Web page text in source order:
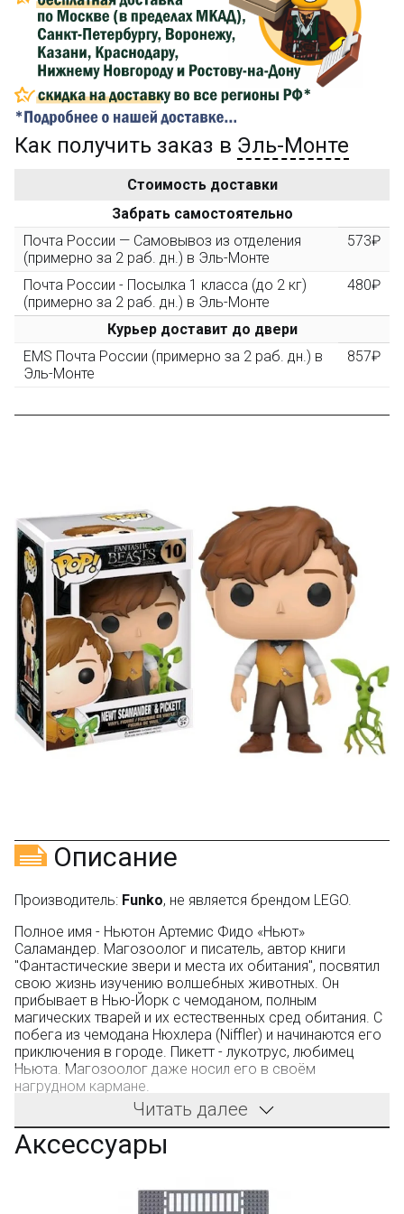
Сделайте заказ на сумму не менее 3 000₽, оплатите
его на карту Сбербанка и получите 150₽ на
компенсацию доставки.
...на следующий заказ
Золотая скидка
персональная
10%
3000 рублей, Вы получите постоянную скидку на все
повторные заказы - 10%
Скидка за обзор
(фото сборки) до 10%
Пришлите фото поэтапной сборки купленного
конструктора и получите дополнительную скидку
10% при покупке следующего набора (не дороже 10
Оставьте отзыв (не менее 50 символов) о товаре на
нашем сайте и получите купон на скидку 50₽ за
текстовый отзыв или 100₽ за отзыв с фото.
Скидка за отзыв
на Яндекс.Маркете 150₽
Оставьте отзыв (не менее 50 символов) о товаре
через систему
Яндекс.Маркет
с обязательным
указанием номера и даты заказа в нашем магазине
и получите купон на скидку 150₽
...уже сейчас
Подробные условия всех акций и бонусов...
Как получить заказ в Эль-Монте
Стоимость доставки
Забрать самостоятельно
Почта России — Самовывоз из отделения
(примерно за 2 раб. дн.) в Эль-Монте
573₽
Почта России - Посылка 1 класса (до 2 кг)
(примерно за 2 раб. дн.) в Эль-Монте
480₽
Курьер доставит до двери
EMS Почта России (примерно за 2 раб. дн.) в
Эль-Монте
857₽
Описание
Производитель: Funko, не является брендом LEGO.
Полное имя - Ньютон Артемис Фидо «Ньют»
Саламандер. Магозоолог и писатель, автор книги
"Фантастические звери и места их обитания", посвятил
свою жизнь изучению волшебных животных. Он
прибывает в Нью-Йорк с чемоданом, полным
магических тварей и их естественных сред обитания. С
побега из чемодана Нюхлера (Niffler) и начинаются его
приключения в городе. Пикетт - лукотрус, любимец
Ньюта. Магозоолог даже носил его в своём
нагрудном кармане.
Производитель - фабрика Funko (не LEGO). Компания
производит качественные конструкторы. Детали имеют
универсальные размеры и совместимы с
Читать далее
Аксессуары